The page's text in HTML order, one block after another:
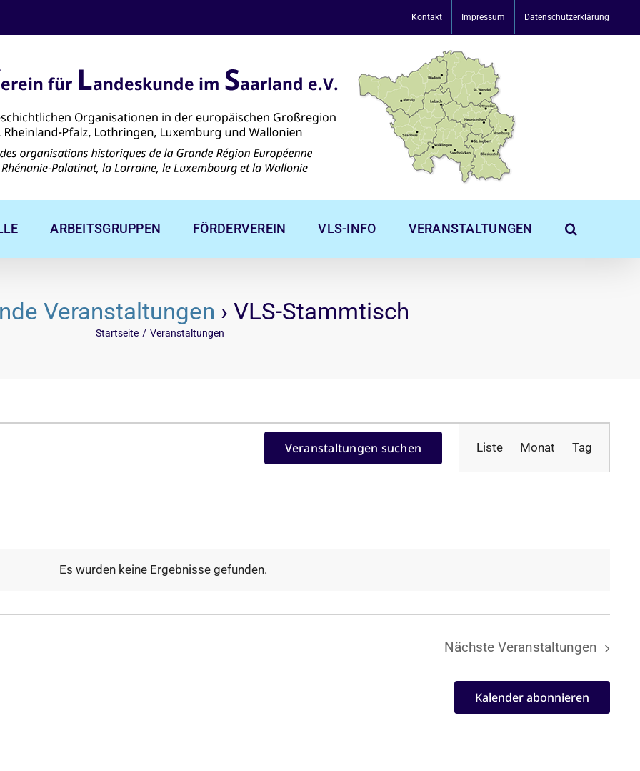
Kontakt Impressum Datenschutzerklärung
ARBEITSGRUPPEN FÖRDERVEREIN VLS-INFO VERANSTALTUNGEN
Veranstaltungen › VLS-Stammtisch
Startseite Veranstaltungen
Hinweis
Es wurden keine Ergebnisse gefunden.
Veranstaltungen suchen Liste Monat Tag
Nächste Veranstaltungen
Kalender abonnieren